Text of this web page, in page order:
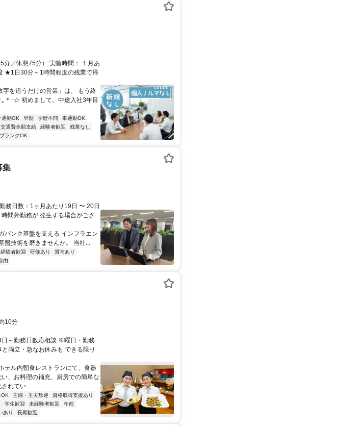
／休憩75分） 実働時間： １月あ
★1日30分～1時間程度の残業で帰
追うだけの営業」は、 もう終
･☆ 初めまして。中途入社3年目
通勤OK 早朝 学歴不問
車通勤OK
交通費全額支給 経験者歓迎
残業なし
ブランクOK
集
務日数：1ヶ月あたり19日 〜 20日
間外勤務が 発生する場合がござ
バンク基盤を支える インフラエン
盤技術を磨きませんか。 当社...
経験者歓迎 研修あり
賞与あり
由
10分
～勤務日数応相談 ※曜日・勤務
両立・急なお休みも できる限り
テル内朝食レストランにて、食器
、お料理の補充、厨房での簡単な
れてい...
OK 主婦・主夫歓迎
資格取得支援あり
学生歓迎 未経験者歓迎
午前
あり 長期歓迎